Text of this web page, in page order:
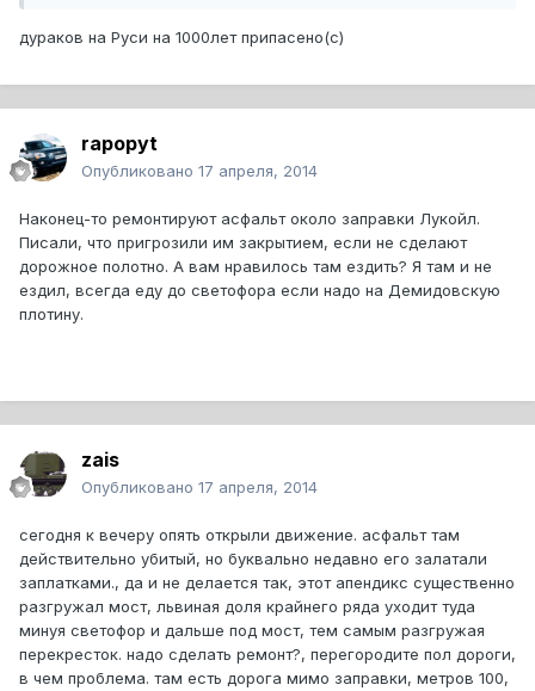
дураков на Руси на 1000лет припасено(с)
rapopyt
Опубликовано 17 апреля, 2014
Наконец-то ремонтируют асфальт около заправки Лукойл.
Писали, что пригрозили им закрытием, если не сделают
дорожное полотно. А вам нравилось там ездить? Я там и не
ездил, всегда еду до светофора если надо на Демидовскую
плотину.
zais
Опубликовано 17 апреля, 2014
сегодня к вечеру опять открыли движение. асфальт там
действительно убитый, но буквально недавно его залатали
заплатками., да и не делается так, этот апендикс существенно
разгружал мост, львиная доля крайнего ряда уходит туда
минуя светофор и дальше под мост, тем самым разгружая
перекресток. надо сделать ремонт?, перегородите пол дороги,
в чем проблема. там есть дорога мимо заправки, метров 100,